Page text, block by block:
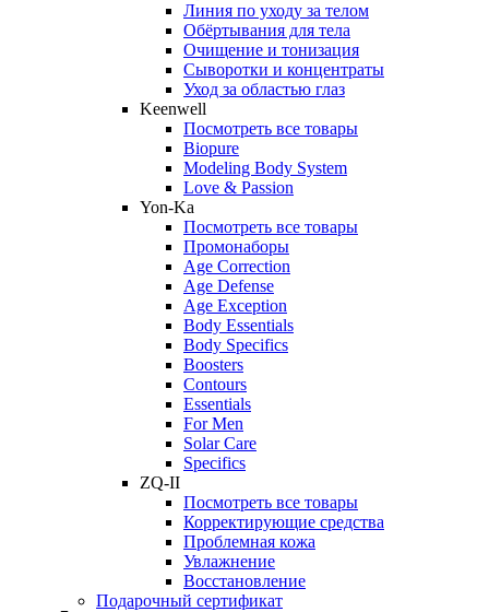
Линия по уходу за телом
Обёртывания для тела
Очищение и тонизация
Сыворотки и концентраты
Уход за областью глаз
Keenwell
Посмотреть все товары
Biopure
Modeling Body System
Love & Passion
Yon-Ka
Посмотреть все товары
Промонаборы
Age Correction
Age Defense
Age Exception
Body Essentials
Body Specifics
Boosters
Contours
Essentials
For Men
Solar Care
Specifics
ZQ-II
Посмотреть все товары
Корректирующие средства
Проблемная кожа
Увлажнение
Восстановление
Подарочный сертификат